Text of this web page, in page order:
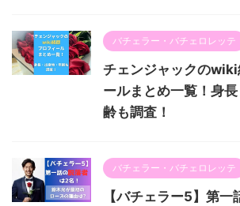
バチェラー・バチェロレッテ
チェンジャックのwiki
ールまとめ一覧！身
齢も調査！
バチェラー・バチェロレッテ
【バチェラー5】第